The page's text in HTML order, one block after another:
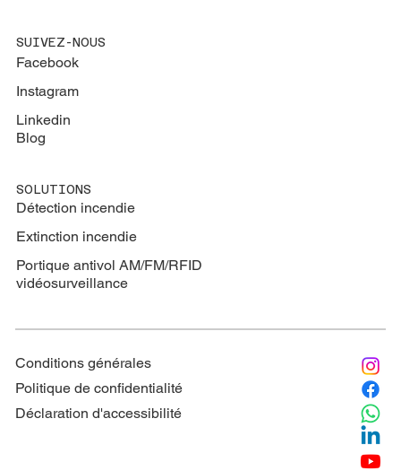
SUIVEZ-NOUS
Facebook
Instagram
Linkedin
Blog
SOLUTIONS
Détection incendie
Extinction incendie
Portique antivol AM/FM/RFID
vidéosurveillance
Conditions générales
Politique de confidentialité
Déclaration d'accessibilité